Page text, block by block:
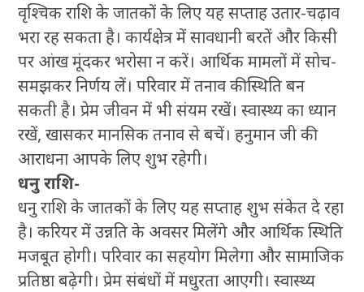
वृश्चिक राशि के जातकों के लिए यह सप्ताह उतार-चढ़ाव
भरा रह सकता है। कार्यक्षेत्र में सावधानी बरतें और किसी
पर आंख मूंदकर भरोसा न करें। आर्थिक मामलों में सोच-
समझकर निर्णय लें। परिवार में तनाव की स्थिति बन
सकती है। प्रेम जीवन में भी संयम रखें। स्वास्थ्य का ध्यान
रखें, खासकर मानसिक तनाव से बचें। हनुमान जी की
आराधना आपके लिए शुभ रहेगी।
धनु राशि-
धनु राशि के जातकों के लिए यह सप्ताह शुभ संकेत दे रहा
है। करियर में उन्नति के अवसर मिलेंगे और आर्थिक स्थिति
मजबूत होगी। परिवार का सहयोग मिलेगा और सामाजिक
प्रतिष्ठा बढ़ेगी। प्रेम संबंधों में मधुरता आएगी। स्वास्थ्य